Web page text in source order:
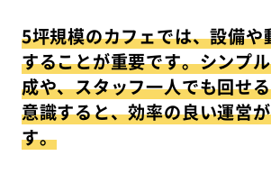
5坪規模のカフェでは、設備や
することが重要です。シンプ
成や、スタッフ一人でも回せ
意識すると、効率の良い運営
す。